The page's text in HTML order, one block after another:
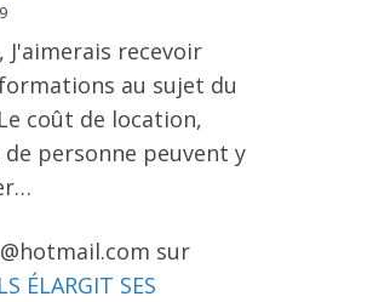
J'aimerais recevoir
au sujet du
coût de location,
personne peuvent y
sur
ÉLARGIT SES